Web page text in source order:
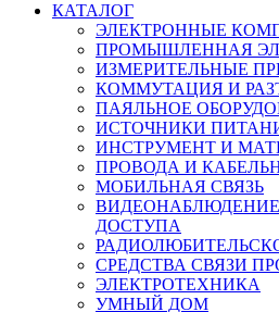
КАТАЛОГ
ЭЛЕКТРОННЫЕ
ПРОМЫШЛЕННАЯ
ИЗМЕРИТЕЛЬНЫЕ
КОММУТАЦИЯ И
ПАЯЛЬНОЕ
ИСТОЧНИКИ
ИНСТРУМЕНТ И
ПРОВОДА И
МОБИЛЬНАЯ СВЯЗЬ
ДОСТУПА
СРЕДСТВА СВЯЗИ
ЭЛЕКТРОТЕХНИКА
УМНЫЙ ДОМ